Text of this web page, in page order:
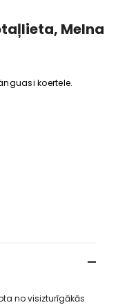
Melna
koertele.
no visizturīgākās